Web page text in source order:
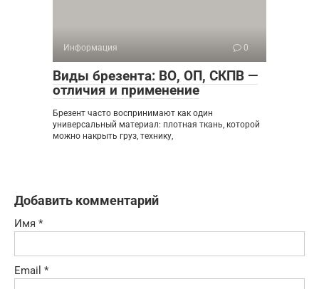
Информация 0
Виды брезента: ВО, ОП, СКПВ —
отличия и применение
Брезент часто воспринимают как один
универсальный материал: плотная ткань, которой
можно накрыть груз, технику,
Добавить комментарий
Имя *
Email *